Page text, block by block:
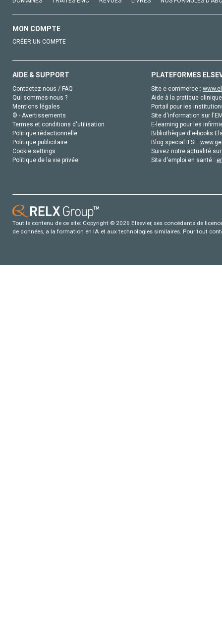
MON COMPTE
CRÉER UN COMPTE
AIDE & SUPPORT
Contactez-nous / FAQ
Qui sommes-nous ?
Mentions légales
© - Avertissements
Termes et conditions d'utilisation
Politique rédactionnelle
Politique publicitaire
Cookie settings
Politique de la vie privée
PLATEFORMES
Site e-commerce :
Aide à la pratique
Portail pour les
Site d'information sur
E-learning pour les
Bibliothèque d'e-books
Blog special IFSI :
Suivez notre actualité
Site d'emploi en santé :
Tout le contenu de ce site: Copyright © 2026 Elsevier, ses concédants de
de données, a la formation en IA et aux technologies similaires. Pour tout